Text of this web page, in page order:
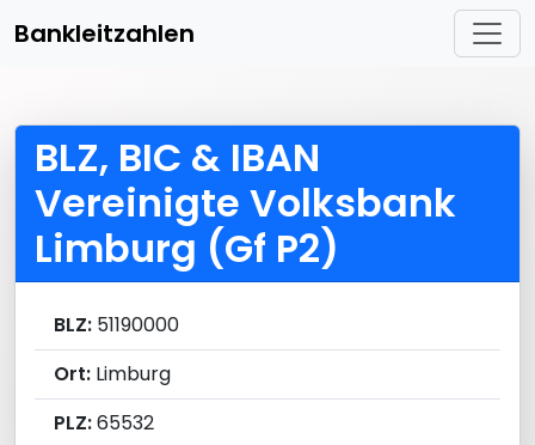
Bankleitzahlen
BLZ, BIC & IBAN
Vereinigte Volksbank
Limburg (Gf P2)
BLZ: 51190000
Ort: Limburg
PLZ:65532